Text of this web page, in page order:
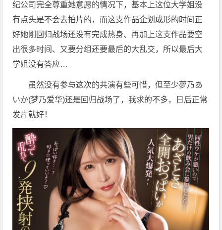
纪公司完全尊重她意愿的情况下，基本上这位大学姐没
有点头是不会去拍片的，而这支作品企划成形的时间正
好她刚回归战场还没有完成热身、再加上这支作品要空
出很多时间、又要分组还要最后的大乱交，所以最后大
学姐没有答应…
虽然没有参与这次的共演有些可惜，但至少夢乃あ
いか(梦乃爱华)还是回归战场了，我求的不多，日后正常
发片就好！